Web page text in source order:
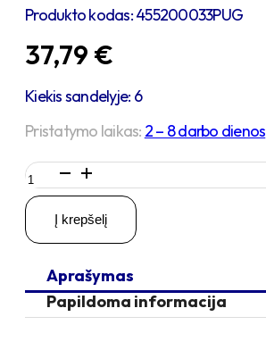
Produkto kodas:455200033PUG
37,79 €
Kiekis sandelyje: 6
Pristatymo laikas: 2 – 8 darbo dienos
produkto
kiekis:
D200
H230
300KG
ratukas
su
kiauryme
Į krepšelį
Aprašymas
Papildoma informacija